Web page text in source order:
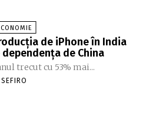
de iPhone în India
de China
trecut cu 53% mai...
SEFIRO